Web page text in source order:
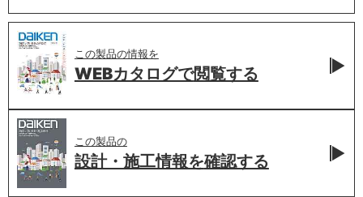
この製品の情報を
WEBカタログで閲覧する
この製品の
設計・施工情報を確認する